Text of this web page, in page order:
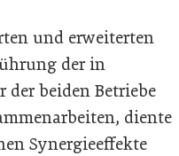
und erweiterten
der in
der beiden Betriebe
diente
Synergieeffekte